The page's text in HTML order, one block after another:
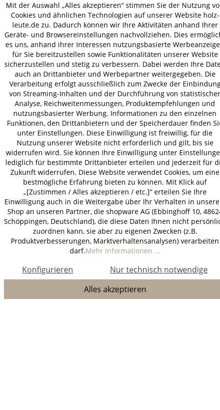
VERSAND
AGB Datenschutz
Impressum
© 2026 HOLZ-LEUTE
* Alle Preise inkl. gesetzl. Mehrwertsteuer zzgl.Versandkosten.
Mit der Auswahl „Alles akzeptieren“ stimmen Sie der Nutzung
Cookies und ähnlichen Technologien auf unserer Website holz-
leute.de zu. Dadurch können wir Ihre Aktivitäten anhand Ihrer
Geräte- und Browsereinstellungen nachvollziehen. Dies
es uns, anhand ihrer Interessen nutzungsbasierte
für Sie bereitzustellen sowie Funktionalitäten unserer Website
sicherzustellen und stetig zu verbessern. Dabei werden Ihre
auch an Drittanbieter und Werbepartner weitergegeben. Die
Verarbeitung erfolgt ausschließlich zum Zwecke der
von Streaming-Inhalten und der Durchführung von statistischer
Analyse, Reichweitenmessungen, Produktempfehlungen und
nutzungsbasierter Werbung. Informationen zu den einzelnen
Funktionen, den Drittanbietern und der Speicherdauer finden
unter Einstellungen. Diese Einwilligung ist freiwillig, für die
Nutzung unserer Website nicht erforderlich und gilt, bis sie
widerrufen wird. Sie können Ihre Einwilligung unter
lediglich für bestimmte Drittanbieter erteilen und jederzeit für
Zukunft widerrufen. Diese Website verwendet Cookies, um eine
bestmögliche Erfahrung bieten zu können. Mit Klick auf
„[Zustimmen / Alles akzeptieren / etc.]“ erteilen Sie Ihre
Einwilligung auch in die Weitergabe über Ihr Verhalten in
Shop an unseren Partner, die shopware AG (Ebbinghoff 10,
Schöppingen, Deutschland), die diese Daten Ihnen nicht
zuordnen kann, sie aber zu eigenen Zwecken (z.B.
Produktverbesserungen, Marktverhaltensanalysen) verarbeiten
darf.Mehr Informationen ...
Nur technisch notwendige
Konfigurieren
Alles akzeptieren